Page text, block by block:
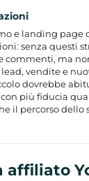
e landing page
senza questi
commenti, ma
lead, vendite e
dovrebbe
più fiducia
il percorso dello
affiliato